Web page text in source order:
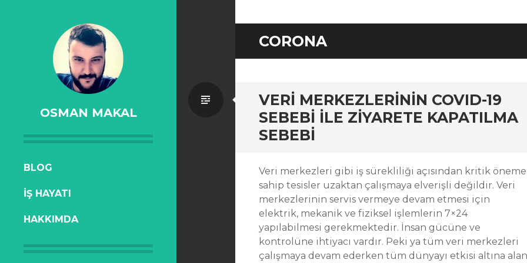
OSMAN MAKAL
SKIP
CONTENT
BLOG
İŞ HAYATI
HAKKIMDA
CORONA
VERI MERKEZLERININ COVID-19
SEBEBI ILE ZIYARETE KAPATILMA
SEBEBI
Standard
Veri merkezleri gibi iş sürekliliği açısından kritik öneme
sahip tesisler uzaktan çalışmaya elverişli değildir. Veri
merkezlerinin servis vermeye devam etmesi için
elektrik, mekanik ve fiziksel işlemlerin 7×24
yapılabilmesi gerekmektedir. İnsan gücüne ve
kontrolüne ihtiyacı vardır. Peki ya tüm veri merkezleri
çalışmaya devam ederken tüm dünyayı etkisi altına alan